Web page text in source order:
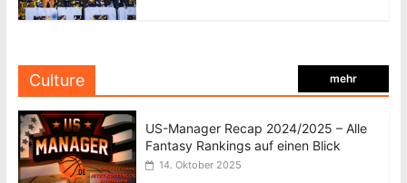
Culture mehr
US-Manager Recap 2024/2025 – Alle
Fantasy Rankings auf einen Blick
14. Oktober 2025